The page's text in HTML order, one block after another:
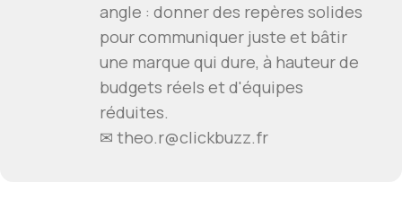
angle : donner des repères solides
pour communiquer juste et bâtir
une marque qui dure, à hauteur de
budgets réels et d'équipes
réduites.
✉ theo.r@clickbuzz.fr